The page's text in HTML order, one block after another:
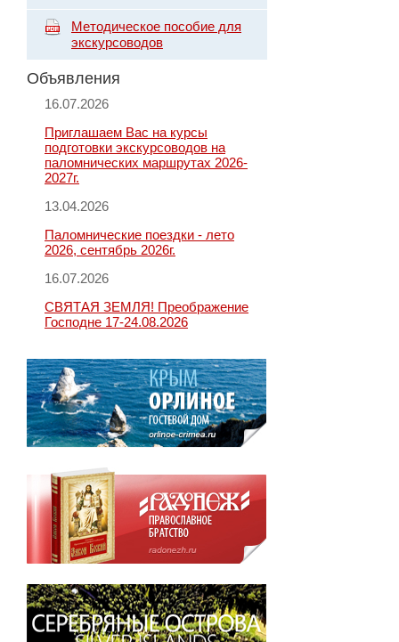
Методическое пособие для
экскурсоводов
Объявления
16.07.2026
Приглашаем Вас на курсы
подготовки экскурсоводов на
паломнических маршрутах 2026-
2027г.
13.04.2026
Паломнические поездки - лето
2026, сентябрь 2026г.
16.07.2026
СВЯТАЯ ЗЕМЛЯ! Преображение
Господне 17-24.08.2026